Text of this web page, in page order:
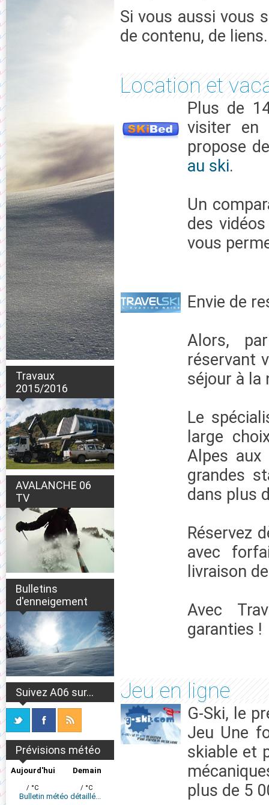
Travaux
2015/2016
AVALANCHE 06
TV
Bulletins
d'enneigement
Suivez A06 sur...
Prévisions météo
Aujourd'hui
/ °C
Demain
/ °C
Bulletin météo détaillé...
Si vous aussi vous
de contenu, de
Location et
Plus de
visiter en
propose
au ski.
Un
des
vous
Envie de
Alors,
réservant
séjour à la
Le
large
Alpes aux
grandes
dans plus
Réservez
avec
livraison
Avec
garanties !
Jeu en ligne
G-Ski, le
Jeu Une
skiable et
plus de 5